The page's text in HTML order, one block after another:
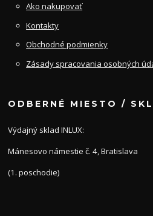
Ako nakupovať
Kontakty
Obchodné podmienky
Zásady spracovania osobných
ODBERNÉ MIESTO /
Výdajný sklad INLUX:
Mánesovo námestie č. 4, Bratislava
(1. poschodie)